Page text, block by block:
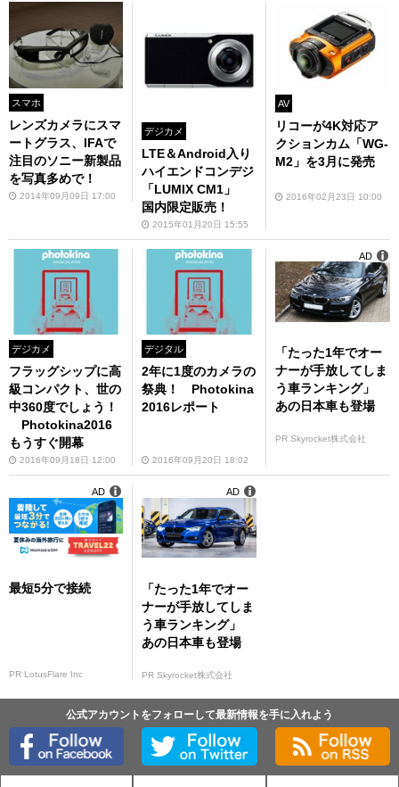
スマホ
レンズカメラにスマ
ートグラス、IFAで
注目のソニー新製品
を写真多めで！
2014年09月09日 17:00
デジカメ
LTE＆Android入り
ハイエンドコンデジ
「LUMIX CM1」
国内限定販売！
2015年01月20日 15:55
AV
リコーが4K対応ア
クションカム「WG-
M2」を3月に発売
2016年02月23日 10:00
デジカメ
フラッグシップに高
級コンパクト、世の
中360度でしょう！
Photokina2016
もうすぐ開幕
2016年09月18日 12:00
デジタル
2年に1度のカメラの
祭典！ Photokina
2016レポート
2016年09月20日 18:02
「たった1年でオー
ナーが手放してしま
う車ランキング」
あの日本車も登場
PR Skyrocket株式会社
AD
最短5分で接続
PR LotusFlare Inc
AD
「たった1年でオー
ナーが手放してしま
う車ランキング」
あの日本車も登場
PR Skyrocket株式会社
AD
公式アカウントをフォローして最新情報を手に入れよう